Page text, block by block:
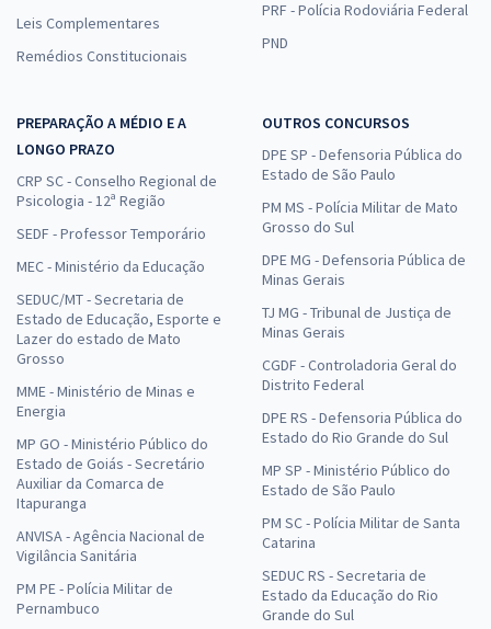
Leis Complementares
Remédios Constitucionais
PRF - Polícia Rodoviária Federal
PND
PREPARAÇÃO A MÉDIO E A
LONGO PRAZO
CRP SC - Conselho Regional de
Psicologia - 12ª Região
SEDF - Professor Temporário
MEC - Ministério da Educação
SEDUC/MT - Secretaria de
Estado de Educação, Esporte e
Lazer do estado de Mato
Grosso
MME - Ministério de Minas e
Energia
MP GO - Ministério Público do
Estado de Goiás - Secretário
Auxiliar da Comarca de
Itapuranga
ANVISA - Agência Nacional de
Vigilância Sanitária
PM PE - Polícia Militar de
Pernambuco
OUTROS CONCURSOS
DPE SP - Defensoria Pública do
Estado de São Paulo
PM MS - Polícia Militar de Mato
Grosso do Sul
DPE MG - Defensoria Pública de
Minas Gerais
TJ MG - Tribunal de Justiça de
Minas Gerais
CGDF - Controladoria Geral do
Distrito Federal
DPE RS - Defensoria Pública do
Estado do Rio Grande do Sul
MP SP - Ministério Público do
Estado de São Paulo
PM SC - Polícia Militar de Santa
Catarina
SEDUC RS - Secretaria de
Estado da Educação do Rio
Grande do Sul